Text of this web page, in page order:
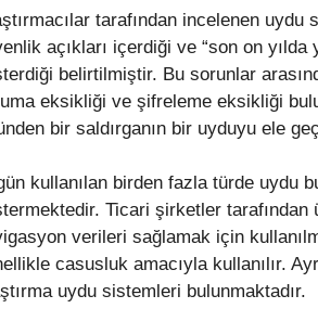
tarafından incelenen uydu
açıkları içerdiği ve “son on yılda
belirtilmiştir. Bu sorunlar
eksikliği ve şifreleme eksikliği
bir saldırganın bir uyduyu ele
kullanılan birden fazla türde uydu
Ticari şirketler
verileri sağlamak için
casusluk amacıyla kullanılır.
uydu sistemleri bulunmaktadır.